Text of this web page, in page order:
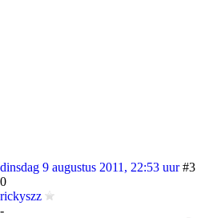
dinsdag 9 augustus 2011, 22:53 uur #3
0
rickyszz
-